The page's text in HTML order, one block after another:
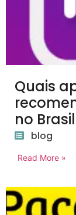
Quais
no
blog
Read More »